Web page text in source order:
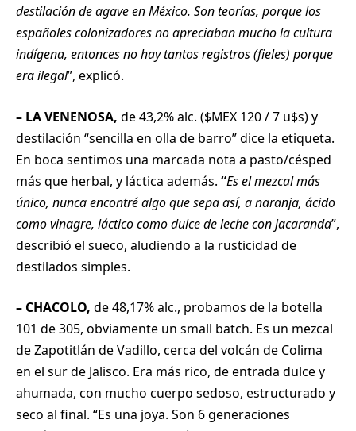
destilación de agave en México. Son teorías, porque los
españoles colonizadores no apreciaban mucho la cultura
indígena, entonces no hay tantos registros (fieles) porque
era ilegal”, explicó.
– LA VENENOSA, de 43,2% alc. ($MEX 120 / 7 u$s) y
destilación “sencilla en olla de barro” dice la etiqueta.
En boca sentimos una marcada nota a pasto/césped
más que herbal, y láctica además. “Es el mezcal más
único, nunca encontré algo que sepa así, a naranja, ácido
como vinagre, láctico como dulce de leche con jacaranda”,
describió el sueco, aludiendo a la rusticidad de
destilados simples.
– CHACOLO, de 48,17% alc., probamos de la botella
101 de 305, obviamente un small batch. Es un mezcal
de Zapotitlán de Vadillo, cerca del volcán de Colima
en el sur de Jalisco. Era más rico, de entrada dulce y
ahumada, con mucho cuerpo sedoso, estructurado y
seco al final. “Es una joya. Son 6 generaciones